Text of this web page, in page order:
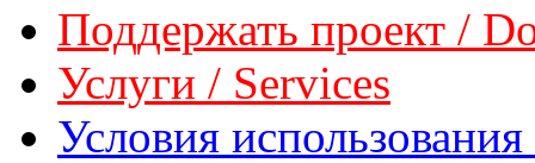
Поддержать проект /
Услуги / Services
Условия